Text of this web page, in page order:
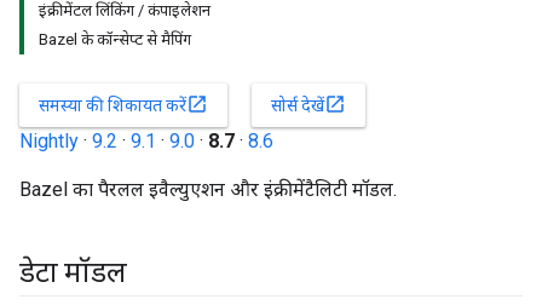
इंक्रीमेंटल लिंकिंग / कंपाइलेशन
Bazel के कॉन्सेप्ट से मैपिंग
समस्या की शिकायत करेंopen_in_new सोर्स देखेंopen_in_new
Nightly · 9.2 · 9.1 · 9.0 · 8.7 · 8.6
Bazel का पैरलल इवैल्युएशन और इंक्रीमेंटैलिटी मॉडल.
डेटा मॉडल